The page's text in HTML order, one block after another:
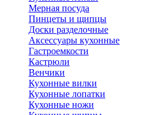
Мерная посуда
Пинцеты и щипцы
Доски разделочные
Аксессуары кухонные
Гастроемкости
Кастрюли
Венчики
Кухонные вилки
Кухонные лопатки
Кухонные ножи